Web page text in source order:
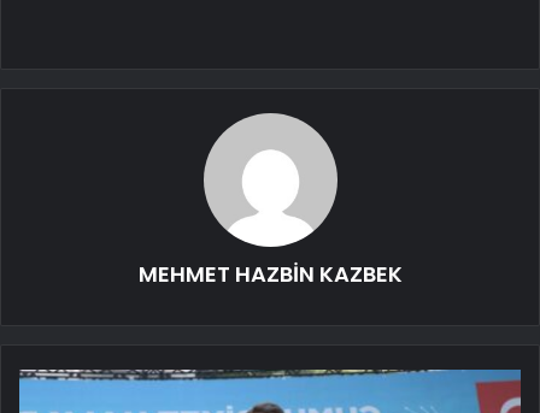
MEHMET HAZBİN KAZBEK